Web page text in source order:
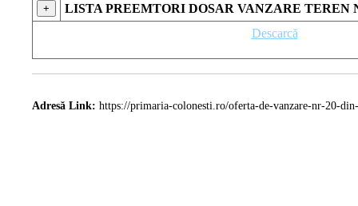
+
LISTA PREEMTORI DOSAR VANZARE TEREN
Descarcă
Adresă Link: https://primaria-colonesti.ro/oferta-de-vanzare-nr-20-